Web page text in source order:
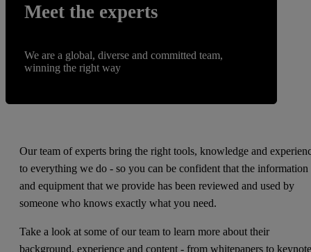
Meet the experts
We are a global, diverse and committed team,
winning the right way
Our team of experts bring the right tools, knowledge and
to everything we do - so you can be confident that the information
and equipment that we provide has been reviewed and used by
someone who knows exactly what you need.
Take a look at some of our team to learn more about their
background, experience and content - from whitepapers to